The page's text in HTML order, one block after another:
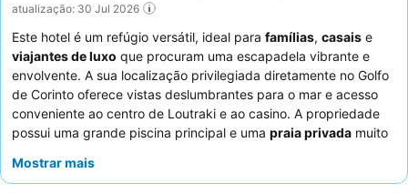
atualização: 30 Jul 2026
Este hotel é um refúgio versátil, ideal para famílias, casais e
viajantes de luxo que procuram uma escapadela vibrante e
envolvente. A sua localização privilegiada diretamente no Golfo
de Corinto oferece vistas deslumbrantes para o mar e acesso
conveniente ao centro de Loutraki e ao casino. A propriedade
possui uma grande piscina principal e uma praia privada muito
fazer snorkel. Os hóspedes destacam consistentemente a
Mostrar mais